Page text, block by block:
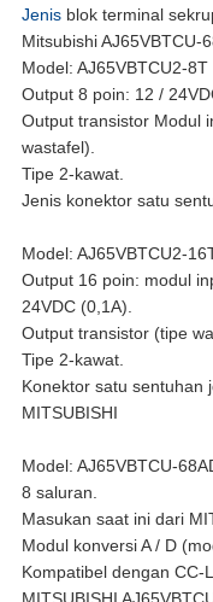
Jenisblok terminal
Mitsubishi AJ65VBTCU-
Model: AJ65VBTCU2-8T
Output 8 poin: 12 /
Output transistor Modul
wastafel).
Tipe 2-kawat.
Jenis konektor satu
Model: AJ65VBTCU2-
Output 16 poin: modul
24VDC (0,1A).
Output transistor (tipe
Tipe 2-kawat.
Konektor satu sentuhan
MITSUBISHI
Model: AJ65VBTCU-
8 saluran.
Masukan saat ini dari
Modul konversi A / D
Kompatibel dengan CC-